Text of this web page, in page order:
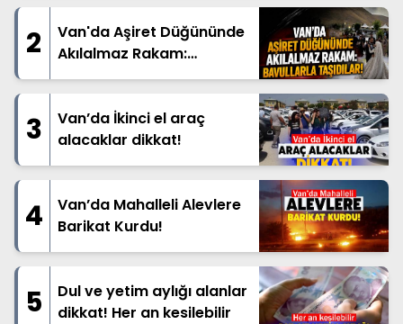
2
Van'da Aşiret Düğününde
Akılalmaz Rakam:
Bavullarla Taşıdılar!
3
Van’da İkinci el araç
alacaklar dikkat!
4
Van’da Mahalleli Alevlere
Barikat Kurdu!
5
Dul ve yetim aylığı alanlar
dikkat! Her an kesilebilir